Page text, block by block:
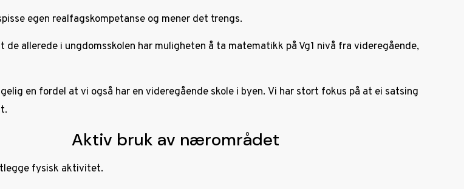
egen realfagskompetanse og mener det trengs.
allerede i ungdomsskolen har muligheten å ta matematikk på Vg1 nivå fra videregående,
en fordel at vi også har en videregående skole i byen. Vi har stort fokus på at ei satsing
Aktiv bruk av nærområdet
fysisk aktivitet.